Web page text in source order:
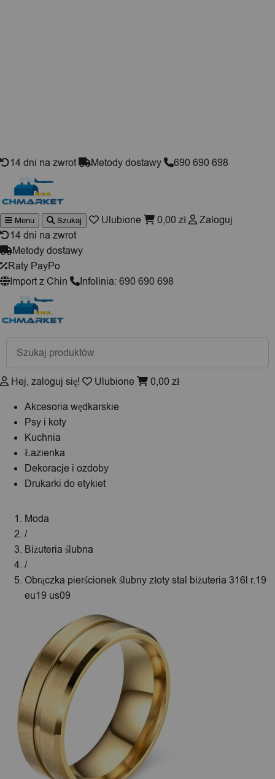
14 dni na zwrot Metody dostawy 690 690 698
Wyszukiwarka
produktów
Menu Szukaj Ulubione 0,00 zł
Zaloguj
14 dni na zwrot
Metody dostawy
Raty PayPo
Import z Chin
Infolinia: 690 690 698
Wyszukiwarka
produktów
Hej, zaloguj się! Ulubione 0,00 zł
Akcesoria wędkarskie
Psy i koty
Kuchnia
Łazienka
Dekoracje i ozdoby
Drukarki do etykiet
Moda
/
Biżuteria ślubna
/
Obrączka pierścionek ślubny złoty stal biżuteria 316l r.19
eu19 us09